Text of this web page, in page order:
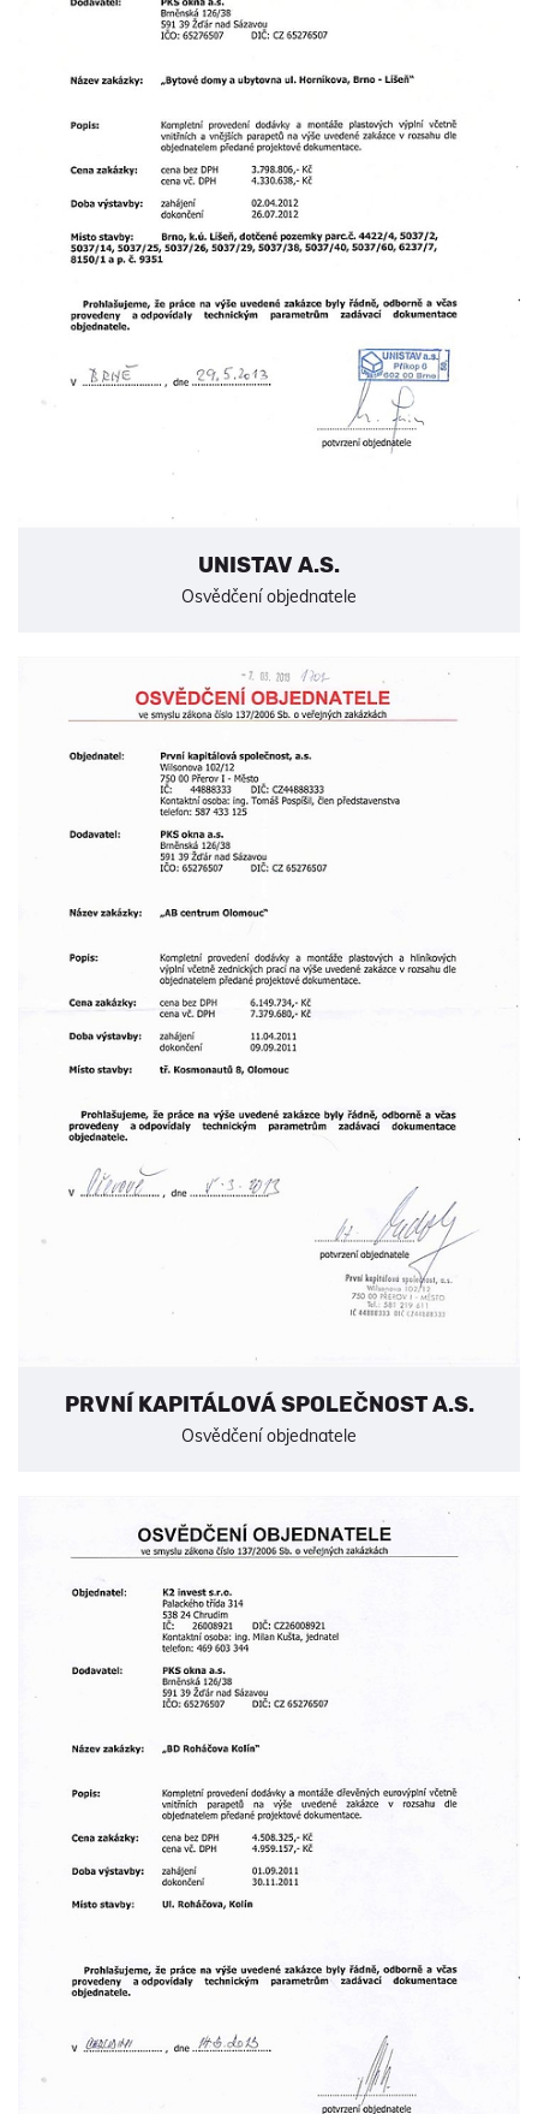
UNISTAV A.S.
Osvědčení objednatele
PRVNÍ KAPITÁLOVÁ SPOLEČNOST A.S.
Osvědčení objednatele